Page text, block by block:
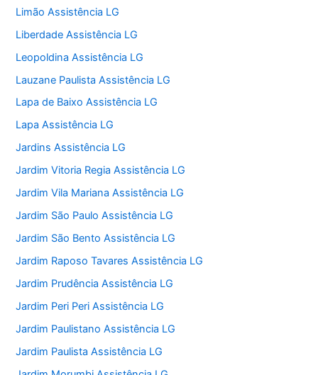
Limão Assistência LG
Liberdade Assistência LG
Leopoldina Assistência LG
Lauzane Paulista Assistência LG
Lapa de Baixo Assistência LG
Lapa Assistência LG
Jardins Assistência LG
Jardim Vitoria Regia Assistência LG
Jardim Vila Mariana Assistência LG
Jardim São Paulo Assistência LG
Jardim São Bento Assistência LG
Jardim Raposo Tavares Assistência LG
Jardim Prudência Assistência LG
Jardim Peri Peri Assistência LG
Jardim Paulistano Assistência LG
Jardim Paulista Assistência LG